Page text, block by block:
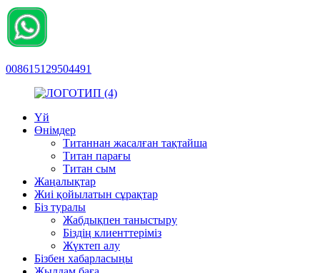
008615129504491
Үй
Өнімдер
Титаннан жасалған тақтайша
Титан парағы
Титан сым
Жаңалықтар
Жиі қойылатын сұрақтар
Біз туралы
Жабдықпен таныстыру
Біздің клиенттеріміз
Жүктеп алу
Бізбен хабарласыңы